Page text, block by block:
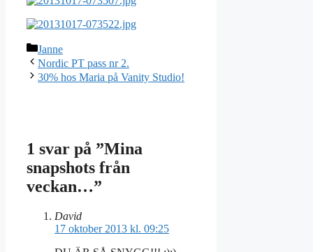
Kategorier
Janne
Nordic PT pass nr 2.
30% hos Maria på Vanity Studio!
1 svar på ”Mina
snapshots från
veckan…”
David
17 oktober 2013 kl. 09:25